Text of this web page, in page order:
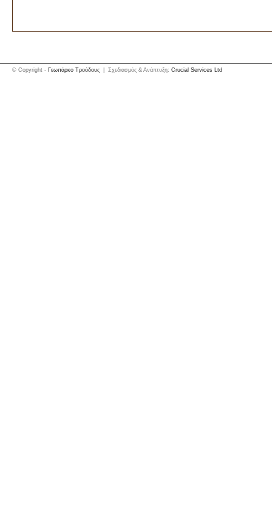
© Copyright - Γεωπάρκο Τροόδους | Σχεδιασμός & Ανάπτυξη: Crucial Services Ltd